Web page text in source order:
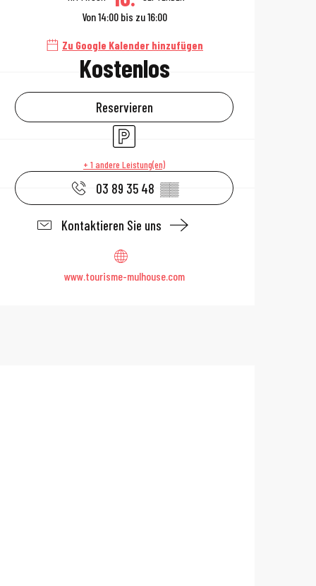
Von 14:00 bis zu 16:00
Zu Google Kalender hinzufügen
Kostenlos
Reservieren
Parkplatz
+ 1 andere Leistung(en)
03 89 35 48 ▒▒
Kontaktieren Sie uns
www.tourisme-mulhouse.com